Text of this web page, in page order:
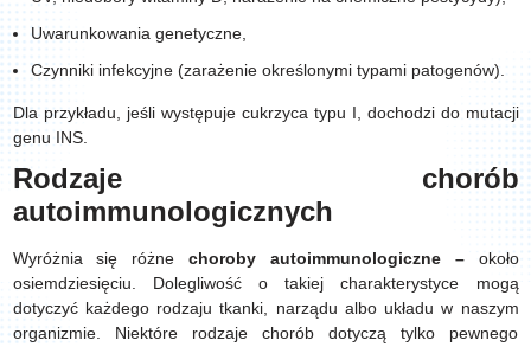
Uwarunkowania genetyczne,
Czynniki infekcyjne (zarażenie określonymi typami patogenów).
Dla przykładu, jeśli występuje cukrzyca typu I, dochodzi do mutacji
genu INS.
Rodzaje chorób
autoimmunologicznych
Wyróżnia się różne choroby autoimmunologiczne – około
osiemdziesięciu. Dolegliwość o takiej charakterystyce mogą
dotyczyć każdego rodzaju tkanki, narządu albo układu w naszym
organizmie. Niektóre rodzaje chorób dotyczą tylko pewnego